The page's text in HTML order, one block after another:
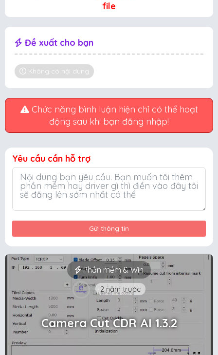
file
Đề xuất cho bạn
Không có nội dung
Chức năng bình luận hiện chỉ có thể hoạt
động sau khi bạn đăng nhập!
Yêu cầu cần hỗ trợ
Gửi thông tin
Phần mềm & Win
2 năm trước
Camera Cut CDR AI 1.3.2